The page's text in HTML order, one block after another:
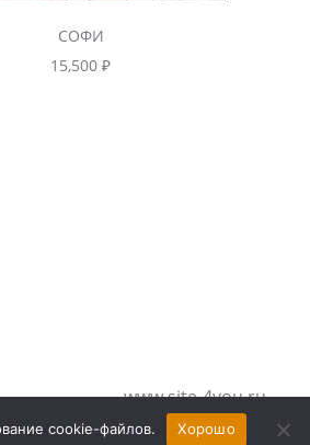
СОФИ
15,500₽
www.site-4you.ru
cookie-файлов. Хорошо